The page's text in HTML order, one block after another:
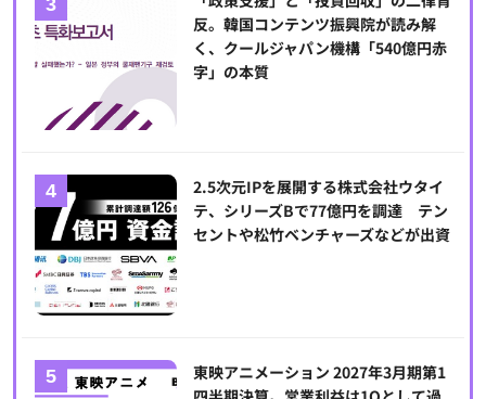
反。韓国コンテンツ振興院が読み解
く、クールジャパン機構「540億円赤
字」の本質
2.5次元IPを展開する株式会社ウタイ
テ、シリーズBで77億円を調達 テン
セントや松竹ベンチャーズなどが出資
東映アニメーション 2027年3月期第1